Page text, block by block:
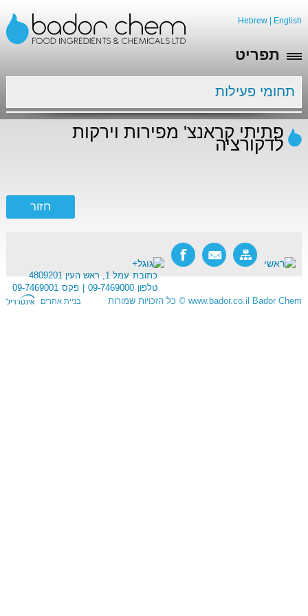
Hebrew English
תפריט
תחומי פעילות
פתיתי קראנצ' מפירות וירקות
לדקורציה
כתובת עמל 1, ראש העין 4809201
טלפון 09-7469000 פקס 09-7469001
Bador Chem
www.bador.co.il
© כל הזכויות שמורות בניית אתרים